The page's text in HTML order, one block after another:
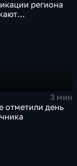
региона
3 мин
отметили день